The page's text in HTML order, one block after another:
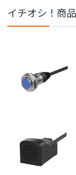
イチオシ！商品